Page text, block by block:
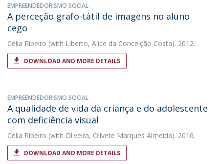
EMPREENDEDORISMO SOCIAL
A perceção grafo-tátil de imagens no aluno
cego
Célia Ribeiro (with Liberto, Alice da Conceição Costa). 2012.
DOWNLOAD AND MORE DETAILS
EMPREENDEDORISMO SOCIAL
A qualidade de vida da criança e do adolescente
com deficiência visual
Célia Ribeiro (with Oliveira, Olivete Marques Almeida). 2016.
DOWNLOAD AND MORE DETAILS